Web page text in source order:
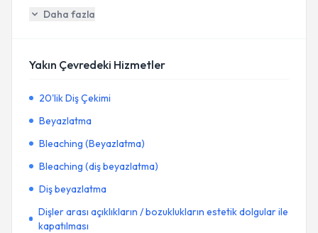
Daha fazla
Yakın Çevredeki Hizmetler
20'lik Diş Çekimi
Beyazlatma
Bleaching (Beyazlatma)
Bleaching (diş beyazlatma)
Diş beyazlatma
Dişler arası açıklıkların / bozuklukların estetik dolgular ile
kapatılması